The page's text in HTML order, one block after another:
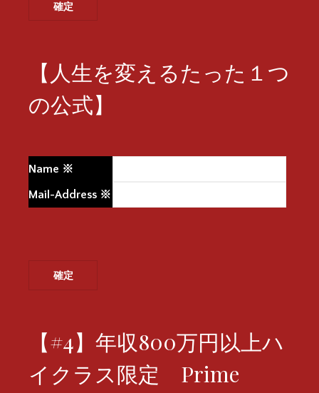
【人生を変えるたった１つ
の公式】
Name ※
Mail-Address ※
【#4】年収800万円以上ハ
イクラス限定 Prime